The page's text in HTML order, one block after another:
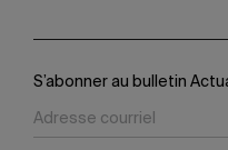
S’abonner au bulletin